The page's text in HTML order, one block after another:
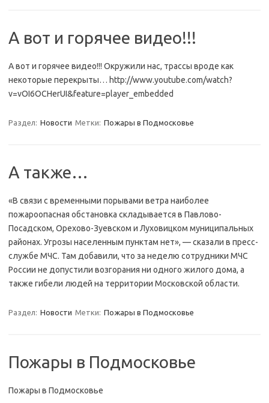
А вот и горячее видео!!!
А вот и горячее видео!!! Окружили нас, трассы вроде как
некоторые перекрыты… http://www.youtube.com/watch?
v=vOI6OCHerUI&feature=player_embedded
Раздел: Новости Метки: Пожары в Подмосковье
А также…
«В связи с временными порывами ветра наиболее
пожароопасная обстановка складывается в Павлово-
Посадском, Орехово-Зуевском и Луховицком муниципальных
районах. Угрозы населенным пунктам нет», — сказали в пресс-
службе МЧС. Там добавили, что за неделю сотрудники МЧС
России не допустили возгорания ни одного жилого дома, а
также гибели людей на территории Московской области.
Раздел: Новости Метки: Пожары в Подмосковье
Пожары в Подмосковье
Пожары в Подмосковье